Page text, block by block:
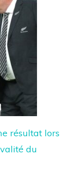
résultat lors
du